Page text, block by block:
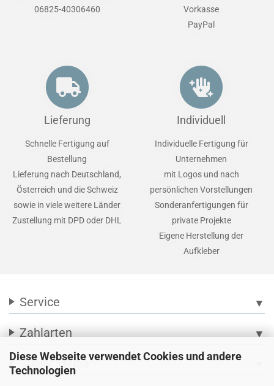
Diese Webseite verwendet Cookies und andere
Technologien
06825-40306460
Vorkasse
PayPal
Lieferung
Schnelle Fertigung auf
Bestellung
Lieferung nach Deutschland,
Österreich und die Schweiz
sowie in viele weitere Länder
Zustellung mit DPD oder DHL
Individuell
Individuelle Fertigung für
Unternehmen
mit Logos und nach
persönlichen Vorstellungen
Sonderanfertigungen für
private Projekte
Eigene Herstellung der
Aufkleber
Service ▼
Zahlarten ▼
Social Media